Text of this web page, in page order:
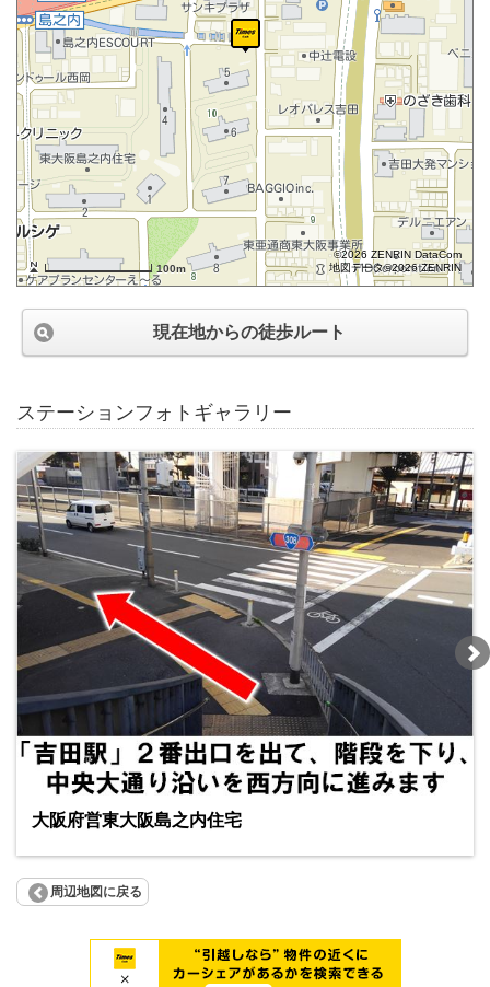
100m
©2026 ZENRIN DataCom
地図データ©2026 ZENRIN
現在地からの徒歩ルート
ステーションフォトギャラリー
大阪府営東大阪島之内住宅
周辺地図に戻る